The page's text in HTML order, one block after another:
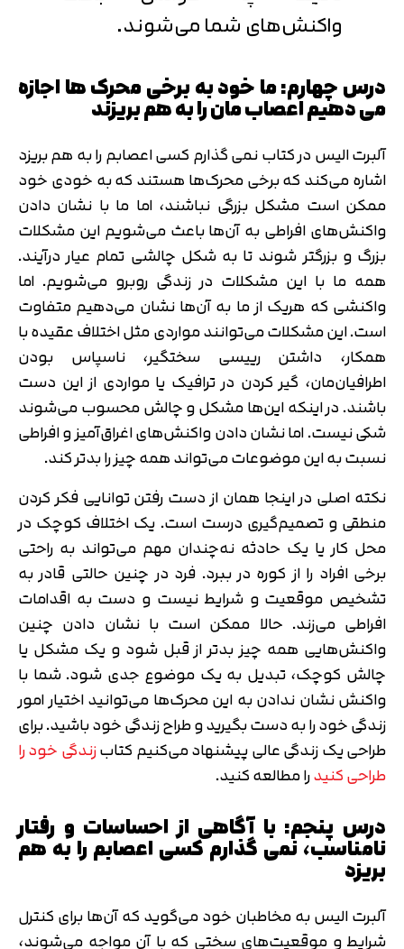
واکنش‌های شما می‌شوند.
درس چهارم: ما خود به برخی محرک ها اجازه
می دهیم اعصاب مان را به هم بریزند
آلبرت الیس در کتاب نمی گذارم کسی اعصابم را به هم بریزد
اشاره می‌کند که برخی محرک‌ها هستند که به خودی خود
ممکن است مشکل بزرگی نباشند، اما ما با نشان دادن
واکنش‌های افراطی به آن‌ها باعث می‌شویم این مشکلات
بزرگ و بزرگتر شوند تا به شکل چالشی تمام عیار درآیند.
همه ما با این مشکلات در زندگی روبرو می‌شویم. اما
واکنشی که هریک از ما به آن‌ها نشان می‌دهیم متفاوت
است. این مشکلات می‌توانند مواردی مثل اختلاف عقیده با
همکار، داشتن رییسی سختگیر، ناسپاس بودن
اطرافیان‌مان، گیر کردن در ترافیک یا مواردی از این دست
باشند. در اینکه این‌ها مشکل و چالش محسوب می‌شوند
شکی نیست. اما نشان دادن واکنش‌های اغراق‌آمیز و افراطی
نسبت به این موضوعات می‌تواند همه چیز را بدتر کند.
نکته اصلی در اینجا همان از دست رفتن توانایی فکر کردن
منطقی و تصمیم‌گیری درست است. یک اختلاف کوچک در
محل کار یا یک حادثه نه‌چندان مهم می‌تواند به راحتی
برخی افراد را از کوره در ببرد. فرد در چنین حالتی قادر به
تشخیص موقعیت و شرایط نیست و دست به اقدامات
افراطی می‌زند. حالا ممکن است با نشان دادن چنین
واکنش‌هایی همه چیز بدتر از قبل شود و یک مشکل یا
چالش کوچک، تبدیل به یک موضوع جدی شود. شما با
واکنش نشان ندادن به این محرک‌ها می‌توانید اختیار امور
زندگی خود را به دست بگیرید و طراح زندگی خود باشید. برای
طراحی یک زندگی عالی پیشنهاد می‌کنیم کتابزندگی خود را
طراحی کنیدرا مطالعه کنید.
درس پنجم: با آگاهی از احساسات و رفتار
نامناسب، نمی گذارم کسی اعصابم را به هم
بریزد
آلبرت الیس به مخاطبان خود می‌گوید که آن‌ها برای کنترل
شرایط و موقعیت‌های سختی که با آن مواجه می‌شوند،